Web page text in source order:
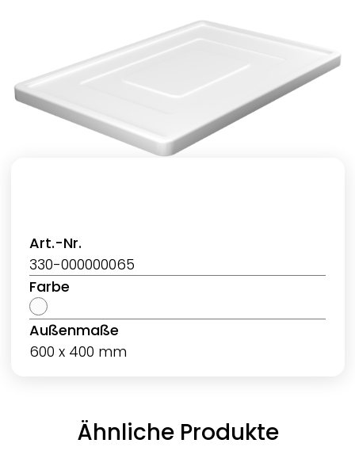
Art.-Nr.
330-000000065
Farbe
Außenmaße
600 x 400 mm
Ähnliche Produkte